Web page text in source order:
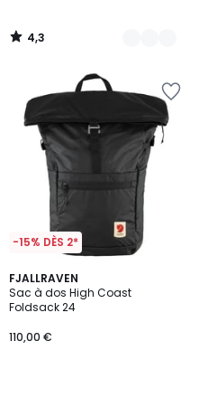
4,3
/
-15% DÈS 2*
FJALLRAVEN
Sac à dos High Coast
Foldsack 24
110,00 €
3,7
/ 5
2
Couleurs